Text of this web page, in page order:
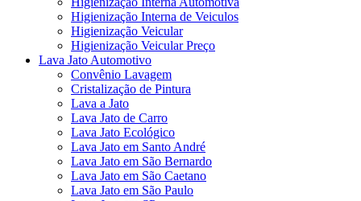
Higienização Interna de Veiculos
Higienização Veicular
Higienização Veicular Preço
Lava Jato Automotivo
Convênio Lavagem
Cristalização de Pintura
Lava a Jato
Lava Jato de Carro
Lava Jato Ecológico
Lava Jato em Santo André
Lava Jato em São Bernardo
Lava Jato em São Caetano
Lava Jato em São Paulo